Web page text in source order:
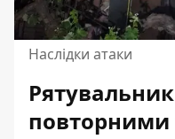
Наслідки атаки
повторними